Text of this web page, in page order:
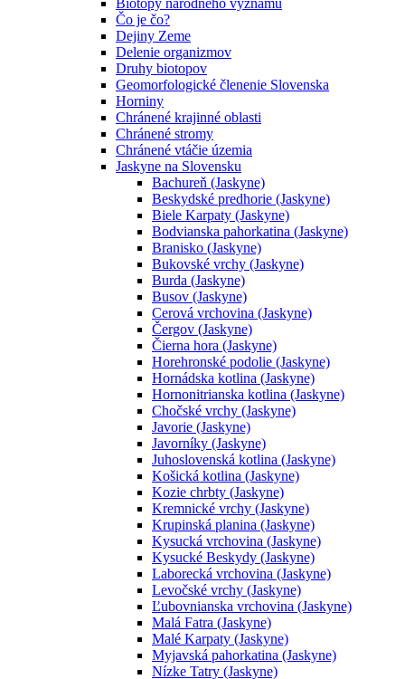
Čo je čo?
Dejiny Zeme
Delenie organizmov
Druhy biotopov
Geomorfologické členenie Slovenska
Horniny
Chránené krajinné oblasti
Chránené stromy
Chránené vtáčie územia
Jaskyne na Slovensku
Bachureň (Jaskyne)
Beskydské predhorie (Jaskyne)
Biele Karpaty (Jaskyne)
Bodvianska pahorkatina (Jaskyne)
Branisko (Jaskyne)
Bukovské vrchy (Jaskyne)
Burda (Jaskyne)
Busov (Jaskyne)
Cerová vrchovina (Jaskyne)
Čergov (Jaskyne)
Čierna hora (Jaskyne)
Horehronské podolie (Jaskyne)
Hornádska kotlina (Jaskyne)
Hornonitrianska kotlina (Jaskyne)
Chočské vrchy (Jaskyne)
Javorie (Jaskyne)
Javorníky (Jaskyne)
Juhoslovenská kotlina (Jaskyne)
Košická kotlina (Jaskyne)
Kozie chrbty (Jaskyne)
Kremnické vrchy (Jaskyne)
Krupinská planina (Jaskyne)
Kysucká vrchovina (Jaskyne)
Kysucké Beskydy (Jaskyne)
Laborecká vrchovina (Jaskyne)
Levočské vrchy (Jaskyne)
Ľubovnianska vrchovina (Jaskyne)
Malá Fatra (Jaskyne)
Malé Karpaty (Jaskyne)
Myjavská pahorkatina (Jaskyne)
Nízke Tatry (Jaskyne)